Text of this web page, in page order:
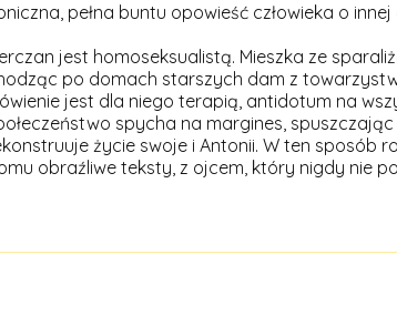
pełna buntu opowieść człowieka o
jest homoseksualistą. Mieszka ze
po domach starszych dam z
jest dla niego terapią, antidotum na
spycha na margines,
życie swoje i Antonii. W ten sposób
obraźliwe teksty, z ojcem, który nigdy nie